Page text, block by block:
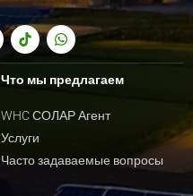
Что мы предлагаем
WHC СОЛАР Агент
Услуги
Часто задаваемые вопросы